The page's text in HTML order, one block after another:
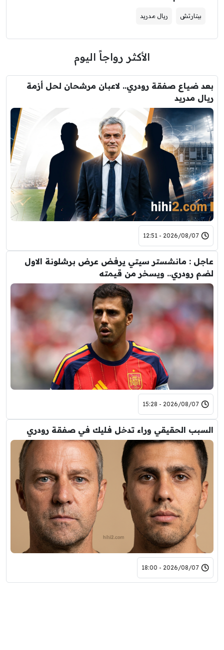
بيتارتش ريال مدريد
الأكثر رواجاً اليوم
بعد ضياع صفقة رودري.. لاعبان مرشحان لحل أزمة
ريال مدريد
2026/08/07 - 12:51
عاجل : مانشستر سيتي يرفض عرض برشلونة الاول
لضم رودري.. ويسخر من قيمته
2026/08/07 - 15:28
السبب الحقيقي وراء تدخل فليك في صفقة رودري
2026/08/07 - 18:00